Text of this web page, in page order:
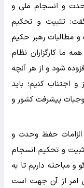
و انسجام ملی و
تثبیت و تحکیم
و مطالبات رهبر حکیم
ما کارگزاران نظام
شود و از هر آنچه
اجتناب کنیم؛ باید
پیشرفت کشور و
حفظ وحدت و
و تحکیم انسجام
و مباحثه داریم تا به
امر از آن جهت است